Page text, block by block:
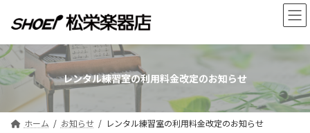
ン
ツ
へ
ス
ー
シ
ョ
ン
レンタル練習室の利用料金改定のお知らせ
ホーム お知らせ レンタル練習室の利用料金改定のお知らせ